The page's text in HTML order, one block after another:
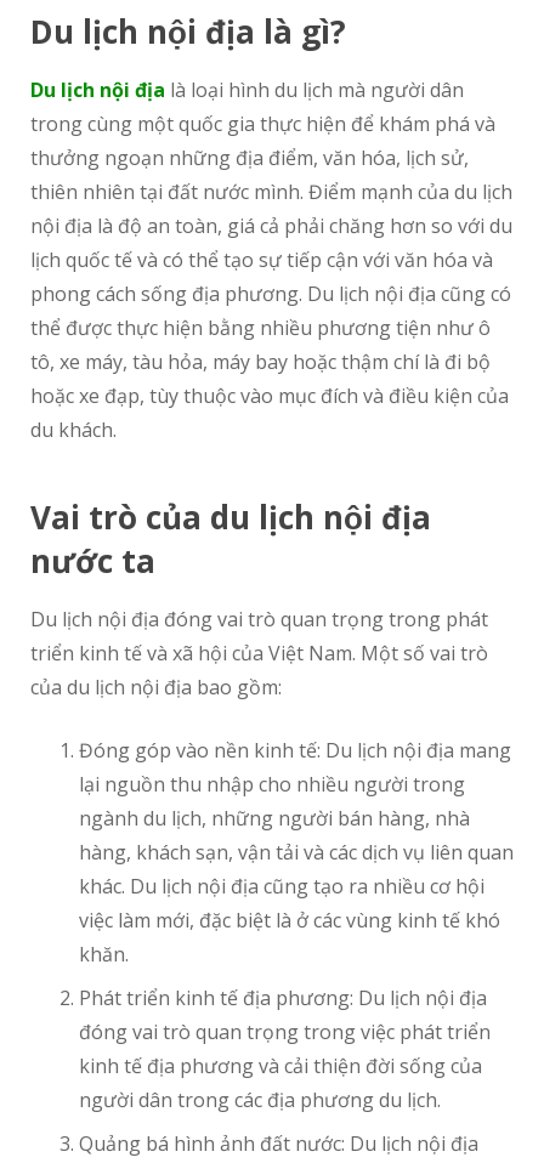
Du lịch nội địa là gì?
Du lịch nội địa là loại hình du lịch mà người dân
trong cùng một quốc gia thực hiện để khám phá và
thưởng ngoạn những địa điểm, văn hóa, lịch sử,
thiên nhiên tại đất nước mình. Điểm mạnh của du lịch
nội địa là độ an toàn, giá cả phải chăng hơn so với du
lịch quốc tế và có thể tạo sự tiếp cận với văn hóa và
phong cách sống địa phương. Du lịch nội địa cũng có
thể được thực hiện bằng nhiều phương tiện như ô
tô, xe máy, tàu hỏa, máy bay hoặc thậm chí là đi bộ
hoặc xe đạp, tùy thuộc vào mục đích và điều kiện của
du khách.
Vai trò của du lịch nội địa
nước ta
Du lịch nội địa đóng vai trò quan trọng trong phát
triển kinh tế và xã hội của Việt Nam. Một số vai trò
của du lịch nội địa bao gồm:
Đóng góp vào nền kinh tế: Du lịch nội địa mang
lại nguồn thu nhập cho nhiều người trong
ngành du lịch, những người bán hàng, nhà
hàng, khách sạn, vận tải và các dịch vụ liên quan
khác. Du lịch nội địa cũng tạo ra nhiều cơ hội
việc làm mới, đặc biệt là ở các vùng kinh tế khó
khăn.
Phát triển kinh tế địa phương: Du lịch nội địa
đóng vai trò quan trọng trong việc phát triển
kinh tế địa phương và cải thiện đời sống của
người dân trong các địa phương du lịch.
Quảng bá hình ảnh đất nước: Du lịch nội địa